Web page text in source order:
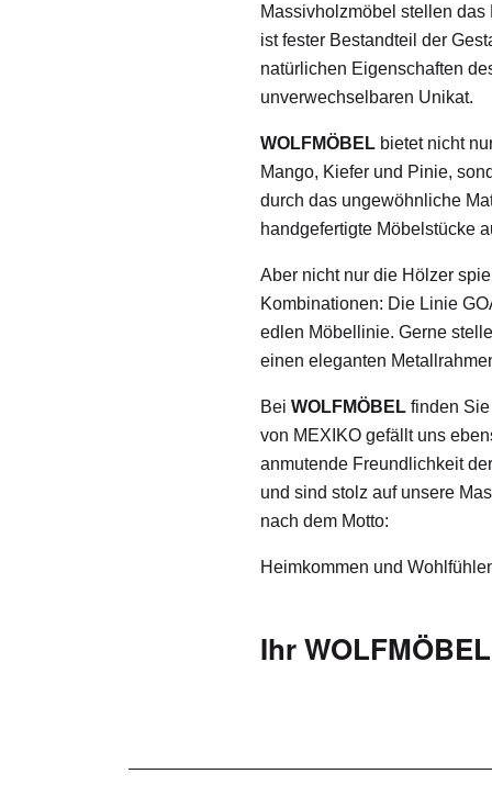
Massivholzmöbel stellen
ist fester Bestandteil der
natürlichen Eigenschaften
unverwechselbaren Unikat.
WOLFMÖBEL bietet nicht
Mango, Kiefer und Pinie,
durch das ungewöhnliche
handgefertigte Möbelstücke
Aber nicht nur die Hölzer
Kombinationen: Die Linie
edlen Möbellinie. Gerne
einen eleganten
Bei WOLFMÖBEL finden
von MEXIKO gefällt uns
anmutende Freundlichkeit
und sind stolz auf unsere
nach dem Motto:
Heimkommen und
Ihr